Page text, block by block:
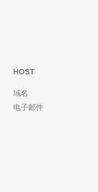
HOST
域名
电子邮件